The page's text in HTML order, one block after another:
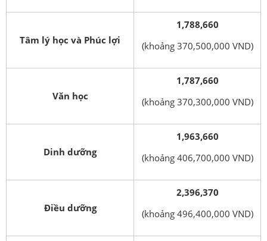
Tâm lý học và Phúc lợi
1,788,660
(khoảng 370,500,000 VND)
Văn học
1,787,660
(khoảng 370,300,000 VND)
Dinh dưỡng
1,963,660
(khoảng 406,700,000 VND)
Điều dưỡng
2,396,370
(khoảng 496,400,000 VND)